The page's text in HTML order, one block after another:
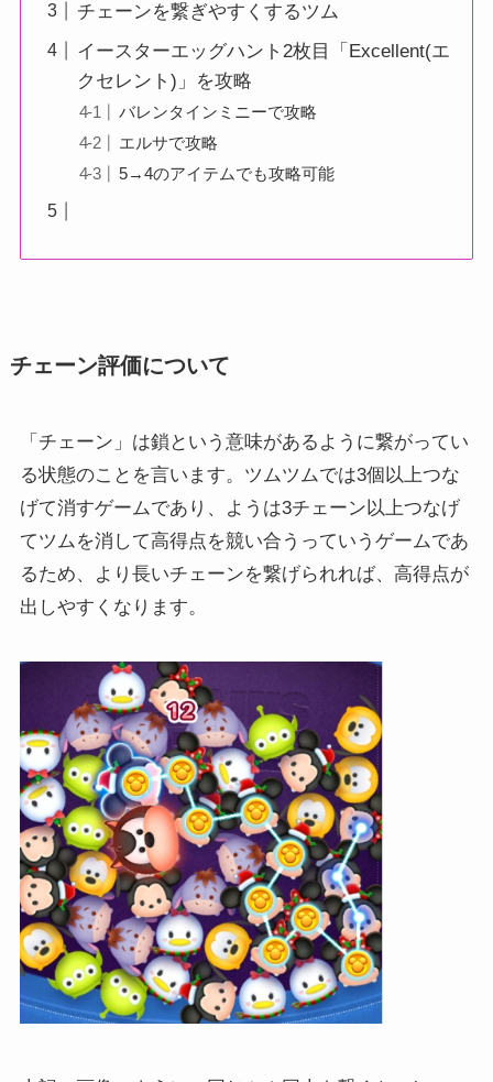
チェーンを繋ぎやすくするツム
イースターエッグハント2枚目「Excellent(エ
クセレント)」を攻略
バレンタインミニーで攻略
エルサで攻略
5→4のアイテムでも攻略可能
チェーン評価について
「チェーン」は鎖という意味があるように繋がってい
る状態のことを言います。ツムツムでは3個以上つな
げて消すゲームであり、ようは3チェーン以上つなげ
てツムを消して高得点を競い合うっていうゲームであ
るため、より長いチェーンを繋げられれば、高得点が
出しやすくなります。